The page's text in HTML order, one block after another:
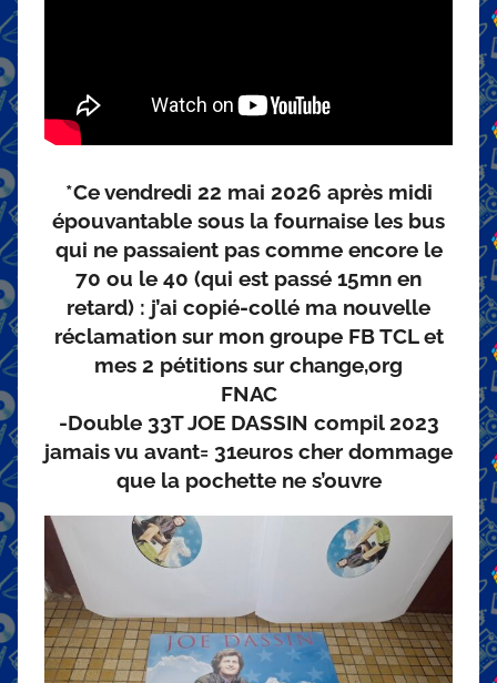
*Ce vendredi 22 mai 2026 après midi
épouvantable sous la fournaise les bus
qui ne passaient pas comme encore le
70 ou le 40 (qui est passé 15mn en
retard) : j’ai copié-collé ma nouvelle
réclamation sur mon groupe FB TCL et
mes 2 pétitions sur change,org
FNAC
-Double 33T JOE DASSIN compil 2023
jamais vu avant= 31euros cher dommage
que la pochette ne s’ouvre